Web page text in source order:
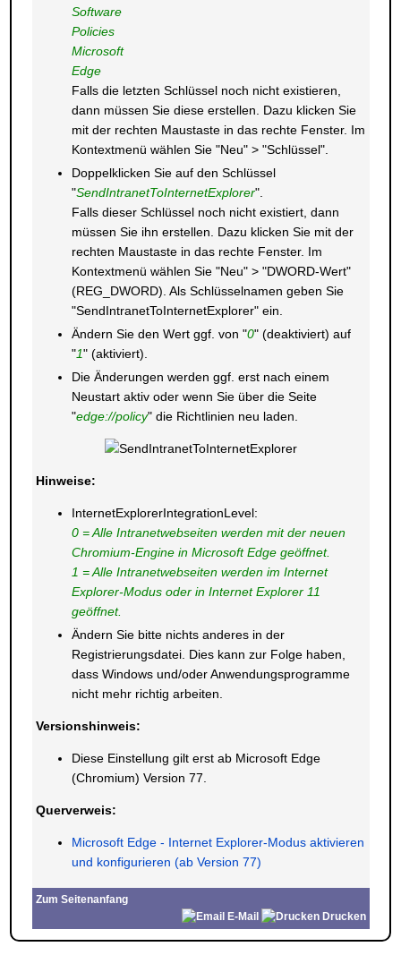
Software
Policies
Microsoft
Edge
Falls die letzten Schlüssel noch nicht existieren,
dann müssen Sie diese erstellen. Dazu klicken Sie
mit der rechten Maustaste in das rechte Fenster. Im
Kontextmenü wählen Sie "Neu" > "Schlüssel".
Doppelklicken Sie auf den Schlüssel
"SendIntranetToInternetExplorer".
Falls dieser Schlüssel noch nicht existiert, dann
müssen Sie ihn erstellen. Dazu klicken Sie mit der
rechten Maustaste in das rechte Fenster. Im
Kontextmenü wählen Sie "Neu" > "DWORD-Wert"
(REG_DWORD). Als Schlüsselnamen geben Sie
"SendIntranetToInternetExplorer" ein.
Ändern Sie den Wert ggf. von "0" (deaktiviert) auf
"1" (aktiviert).
Die Änderungen werden ggf. erst nach einem
Neustart aktiv oder wenn Sie über die Seite
"edge://policy" die Richtlinien neu laden.
Hinweise:
InternetExplorerIntegrationLevel:
0 = Alle Intranetwebseiten werden mit der neuen
Chromium-Engine in Microsoft Edge geöffnet.
1 = Alle Intranetwebseiten werden im Internet
Explorer-Modus oder in Internet Explorer 11
geöffnet.
Ändern Sie bitte nichts anderes in der
Registrierungsdatei. Dies kann zur Folge haben,
dass Windows und/oder Anwendungsprogramme
nicht mehr richtig arbeiten.
Versionshinweis:
Diese Einstellung gilt erst ab Microsoft Edge
(Chromium) Version 77.
Querverweis:
Microsoft Edge - Internet Explorer-Modus aktivieren
und konfigurieren (ab Version 77)
Zum Seitenanfang
E-Mail
Drucken